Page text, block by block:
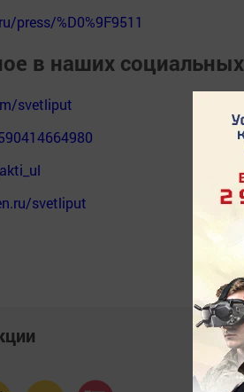
press/%D0%9F9511
в наших
svetliput
svetliput